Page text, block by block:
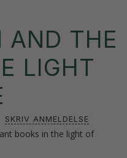
AND THE
LIGHT
SKRIV ANMELDELSE
books in the light of